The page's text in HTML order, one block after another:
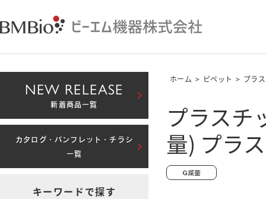
ホーム > ピペット > プラ
プラスチ
量) プラ
NEW RELEASE
新着商品一覧
カタログ・パンフレット・チラシ
一覧
キーワードで探す